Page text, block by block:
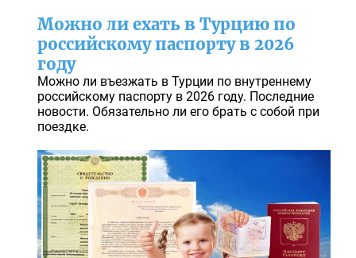
Можно ли ехать в Турцию по
российскому паспорту в 2026
году
Можно ли въезжать в Турции по внутреннему
российскому паспорту в 2026 году. Последние
новости. Обязательно ли его брать с собой при
поездке.